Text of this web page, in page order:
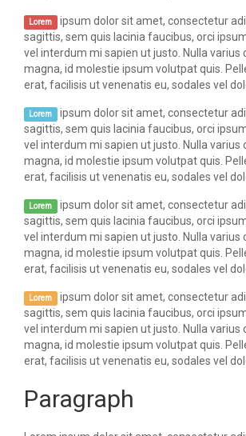
Lorem ipsum dolor sit amet, consectetur
sagittis, sem quis lacinia faucibus, orci
vel interdum mi sapien ut justo. Nulla varius
magna, id molestie ipsum volutpat quis.
erat, facilisis ut venenatis eu, sodales vel
Lorem ipsum dolor sit amet, consectetur
sagittis, sem quis lacinia faucibus, orci
vel interdum mi sapien ut justo. Nulla varius
magna, id molestie ipsum volutpat quis.
erat, facilisis ut venenatis eu, sodales vel
Lorem ipsum dolor sit amet, consectetur
sagittis, sem quis lacinia faucibus, orci
vel interdum mi sapien ut justo. Nulla varius
magna, id molestie ipsum volutpat quis.
erat, facilisis ut venenatis eu, sodales vel
Lorem ipsum dolor sit amet, consectetur
sagittis, sem quis lacinia faucibus, orci
vel interdum mi sapien ut justo. Nulla varius
magna, id molestie ipsum volutpat quis.
erat, facilisis ut venenatis eu, sodales vel
Paragraph